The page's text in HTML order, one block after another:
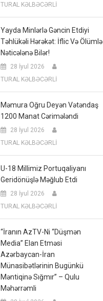
TURAL KƏLBƏCƏRLİ
Yayda Minlərlə Gəncin Etdiyi
Təhlükəli Hərəkət: İflic Və Ölümlə
Nəticələnə Bilər!
28 İyul 2026
TURAL KƏLBƏCƏRLİ
Məmura Oğru Deyən Vətəndaş
1200 Manat Cərimələndi
28 İyul 2026
TURAL KƏLBƏCƏRLİ
U-18 Millimiz Portuqaliyanı
Geridönüşlə Məğlub Etdi
28 İyul 2026
TURAL KƏLBƏCƏRLİ
“İranın AzTV-Ni “düşmən
Media” Elan Etməsi
Azərbaycan-İran
Münasibətlərinin Bugünkü
Məntiqinə Sığmır” – Qulu
Məhərrəmli